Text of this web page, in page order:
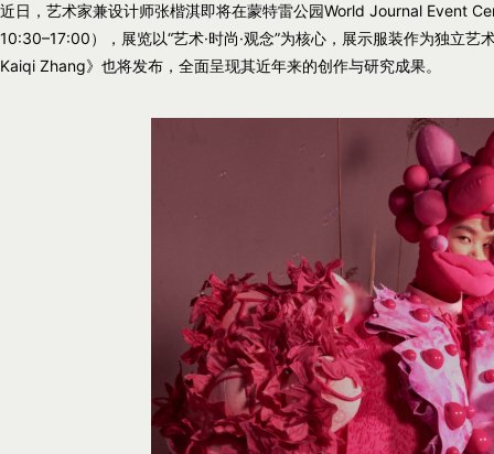
近日，艺术家兼设计师张楷淇即将在蒙特雷公园World Journal Event
10:30–17:00），展览以“艺术·时尚·观念”为核心，展示服装作为独立
Kaiqi Zhang》也将发布，全面呈现其近年来的创作与研究成果。